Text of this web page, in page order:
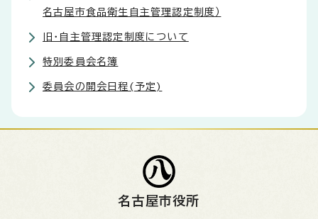
名古屋市食品衛生自主管理認定制度）
旧・自主管理認定制度について
特別委員会名簿
委員会の開会日程(予定)
名古屋市役所